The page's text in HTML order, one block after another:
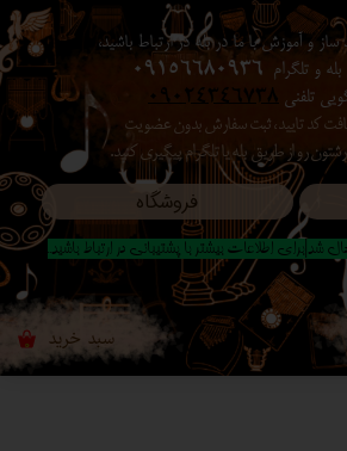
فروشگاه
و آموزش با ما در بله در ارتباط باشید،
و تلگرام 09156680936
تلفنی 09024346738
کد تایید ، ثبت سفارش بدون عضویت
رو از طریق بله یا تلگرام پیگیری کنید.
۰ سبد خرید
شد|برای اطلاعات بیشتر با پشتیبانی در ارتباط باشید..